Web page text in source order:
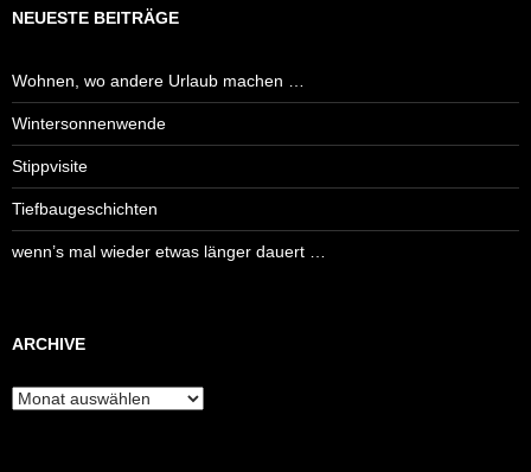
NEUESTE BEITRÄGE
Wohnen, wo andere Urlaub machen …
Wintersonnenwende
Stippvisite
Tiefbaugeschichten
wenn’s mal wieder etwas länger dauert …
ARCHIVE
Archive